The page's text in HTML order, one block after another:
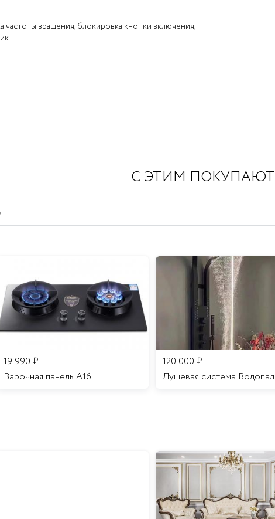
частоты вращения, блокировка кнопки включения,
С ЭТИМ ПОКУПАЮТ
19 990 ₽
Варочная панель A16
120 000 ₽
Душевая система Водопад